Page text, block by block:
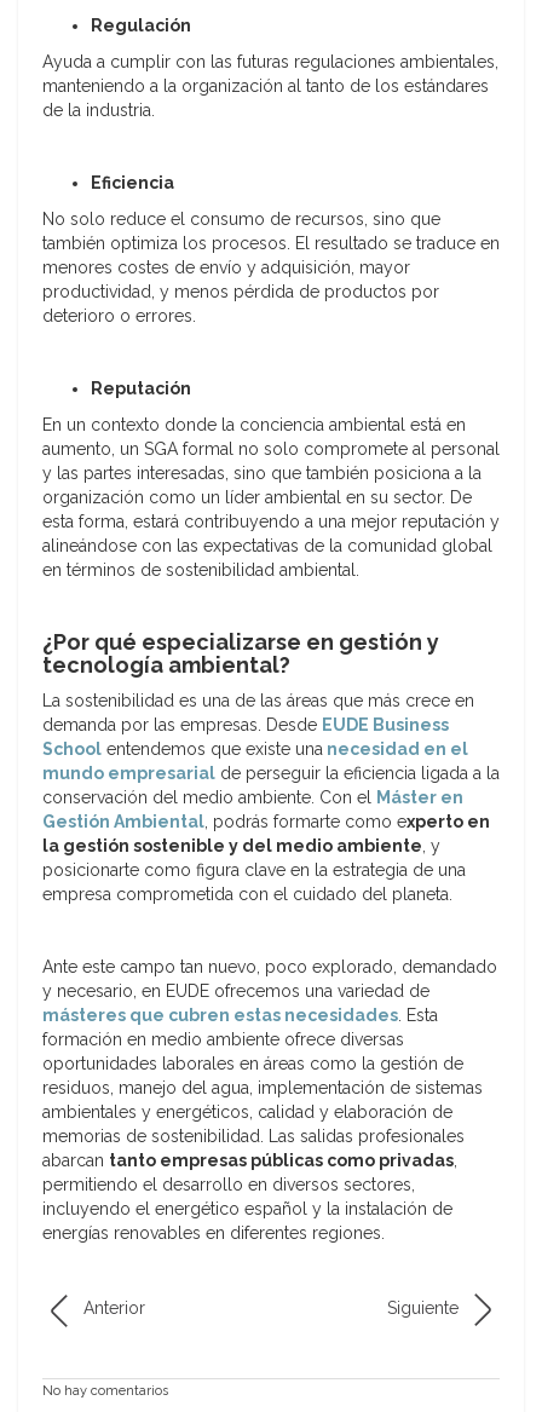
Regulación
Ayuda a cumplir con las futuras regulaciones ambientales,
manteniendo a la organización al tanto de los estándares
de la industria.
Eficiencia
No solo reduce el consumo de recursos, sino que
también optimiza los procesos. El resultado se traduce en
menores costes de envío y adquisición, mayor
productividad, y menos pérdida de productos por
deterioro o errores.
Reputación
En un contexto donde la conciencia ambiental está en
aumento, un SGA formal no solo compromete al personal
y las partes interesadas, sino que también posiciona a la
organización como un líder ambiental en su sector. De
esta forma, estará contribuyendo a una mejor reputación y
alineándose con las expectativas de la comunidad global
en términos de sostenibilidad ambiental.
¿Por qué especializarse en gestión y
tecnología ambiental?
La sostenibilidad es una de las áreas que más crece en
demanda por las empresas. Desde EUDE Business
School entendemos que existe una necesidad en el
mundo empresarial de perseguir la eficiencia ligada a la
conservación del medio ambiente. Con el Máster en
Gestión Ambiental, podrás formarte como experto en
la gestión sostenible y del medio ambiente, y
posicionarte como figura clave en la estrategia de una
empresa comprometida con el cuidado del planeta.
Ante este campo tan nuevo, poco explorado, demandado
y necesario, en EUDE ofrecemos una variedad de
másteres que cubren estas necesidades. Esta
formación en medio ambiente ofrece diversas
oportunidades laborales en áreas como la gestión de
residuos, manejo del agua, implementación de sistemas
ambientales y energéticos, calidad y elaboración de
memorias de sostenibilidad. Las salidas profesionales
abarcan tanto empresas públicas como privadas,
permitiendo el desarrollo en diversos sectores,
incluyendo el energético español y la instalación de
energías renovables en diferentes regiones.
Anterior Siguiente
No hay comentarios